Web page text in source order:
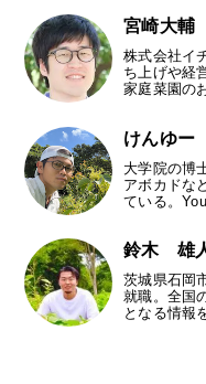
宮崎大輔
株式会社イ
ち上げや経
家庭菜園の
けんゆー
大学院の博
アボカドな
ている。
鈴木 雄
茨城県石岡
就職。全国
となる情報